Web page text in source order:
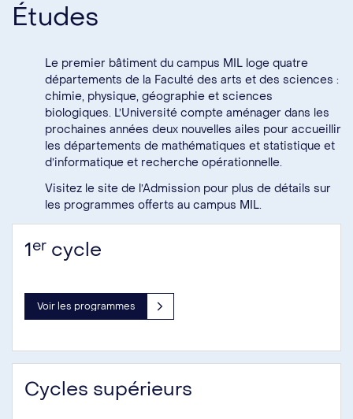
Études
Le premier bâtiment du campus MIL loge quatre
départements de la Faculté des arts et des sciences :
chimie, physique, géographie et sciences
biologiques. L’Université compte aménager dans les
prochaines années deux nouvelles ailes pour accueillir
les départements de mathématiques et statistiqueet
d’informatique et recherche opérationnelle.
Visitez le site de l’Admission pour plus de détails sur
les programmes offerts au campus MIL.
1er cycle
Voir les programmes
Cycles supérieurs